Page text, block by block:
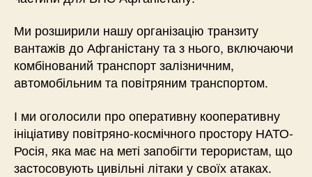
Ми розширили нашу організацію транзиту
вантажів до Афганістану та з нього, включаючи
комбінований транспорт залізничним,
автомобільним та повітряним транспортом.
І ми оголосили про оперативну кооперативну
ініціативу повітряно-космічного простору НАТО-
Росія, яка має на меті запобігти терористам, що
застосовують цивільні літаки у своїх атаках.